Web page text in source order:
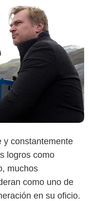
y constantemente
logros como
muchos
como uno de
en su oficio.